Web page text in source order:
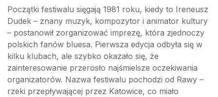
Początki festiwalu sięgają 1981 roku, kiedy to Ireneusz
Dudek – znany muzyk, kompozytor i animator kultury
– postanowił zorganizować imprezę, która zjednoczy
polskich fanów bluesa. Pierwsza edycja odbyła się w
kilku klubach, ale szybko okazało się, że
zainteresowanie przerosło najśmielsze oczekiwania
organizatorów. Nazwa festiwalu pochodzi od Rawy –
rzeki przepływającej przez Katowice, co miało